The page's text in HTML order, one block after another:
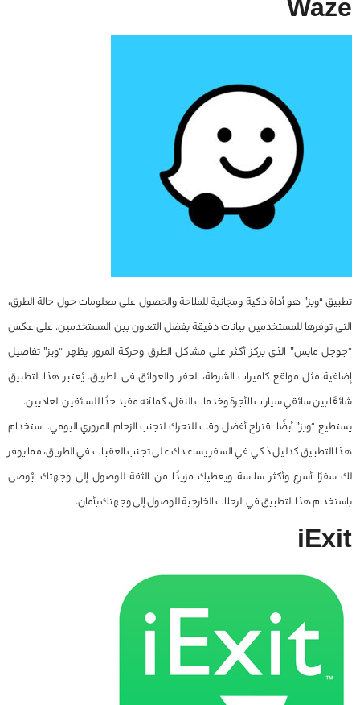
Waze
تطبيق “ويز” هو أداة ذكية ومجانية للملاحة والحصول على معلومات حول حالة الطرق،
التي توفرها للمستخدمين بيانات دقيقة بفضل التعاون بين المستخدمين. على عكس
“جوجل مابس” الذي يركز أكثر على مشاكل الطرق وحركة المرور، يظهر “ويز” تفاصيل
إضافية مثل مواقع كاميرات الشرطة، الحفر، والعوائق في الطريق. يُعتبر هذا التطبيق
شائعًا بين سائقي سيارات الأجرة وخدمات النقل، كما أنه مفيد جدًا للسائقين العاديين.
يستطيع “ويز” أيضًا اقتراح أفضل وقت للتحرك لتجنب الزحام المروري اليومي. استخدام
هذا التطبيق كدليل ذكي في السفر يساعدك على تجنب العقبات في الطريق، مما يوفر
لك سفرًا أسرع وأكثر سلاسة ويعطيك مزيدًا من الثقة للوصول إلى وجهتك. يُوصى
باستخدام هذا التطبيق في الرحلات الخارجية للوصول إلى وجهتك بأمان.
iExit